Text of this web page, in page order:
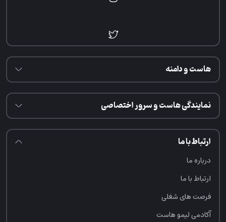
هاست و دامنه
نمایندگی هاست و سرور اختصاصی
ارتباط با ما
درباره ما
ارتباط با ما
فرصت‌ های شغلی
آکادمی لیمو هاست